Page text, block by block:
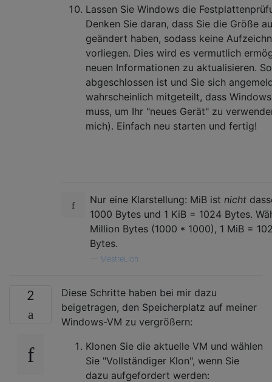
Lassen Sie Windows die
Denken Sie daran, dass Sie die Größe
geändert haben, sodass keine
vorliegen. Dies wird es vermutlich
neuen Informationen zu aktualisieren.
abgeschlossen ist und Sie sich
wahrscheinlich mitgeteilt, dass
muss, um Ihr "neues Gerät" zu
mich). Einfach neu starten und fertig!
Nur eine Klarstellung: MiB ist nicht
1000 Bytes und 1 KiB = 1024 Bytes.
Million Bytes (1000 * 1000), 1 MiB =
Bytes.
MestreLion
2
Diese Schritte haben bei mir dazu
beigetragen, den Speicherplatz auf meiner
Windows-VM zu vergrößern:
Klonen Sie die aktuelle VM und wählen
Sie "Vollständiger Klon", wenn Sie
dazu aufgefordert werden: